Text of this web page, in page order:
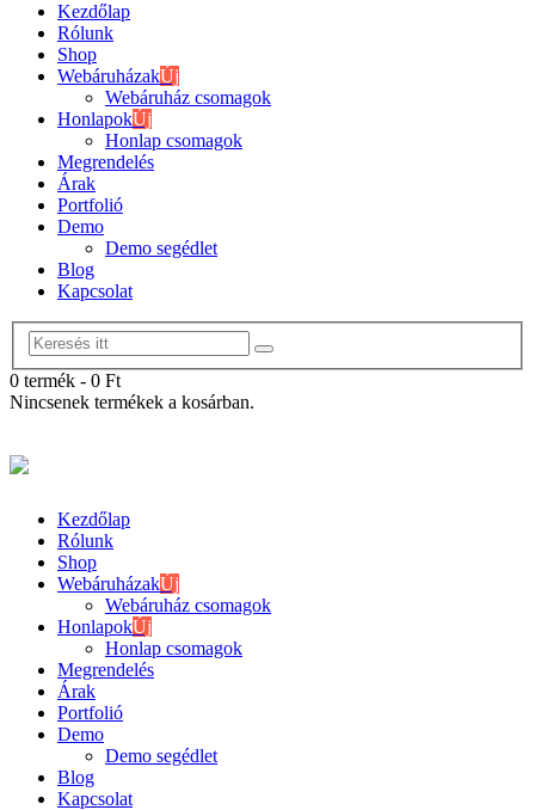
Kezdőlap
Rólunk
Shop
WebáruházakÚj
Webáruház csomagok
HonlapokÚj
Honlap csomagok
Megrendelés
Árak
Portfolió
Demo
Demo segédlet
Blog
Kapcsolat
0 termék - 0 Ft
Nincsenek termékek a kosárban.
Kezdőlap
Rólunk
Shop
WebáruházakÚj
Webáruház csomagok
HonlapokÚj
Honlap csomagok
Megrendelés
Árak
Portfolió
Demo
Demo segédlet
Blog
Kapcsolat